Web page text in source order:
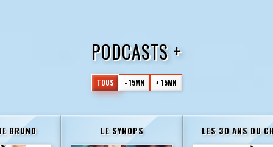
PODCASTS +
TOUS - 15MN + 15MN
BRUNO LE SYNOPS LES 30 ANS DU